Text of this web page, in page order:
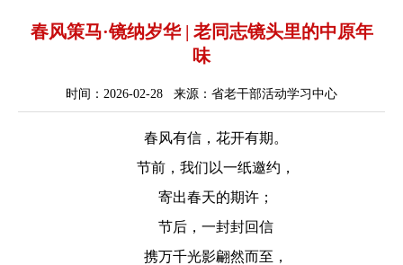
春风策马·镜纳岁华 | 老同志镜头里的中原年
味
时间：2026-02-28 来源：省老干部活动学习中心
春风有信，花开有期。
节前，我们以一纸邀约，
寄出春天的期许；
节后，一封封回信
携万千光影翩然而至，